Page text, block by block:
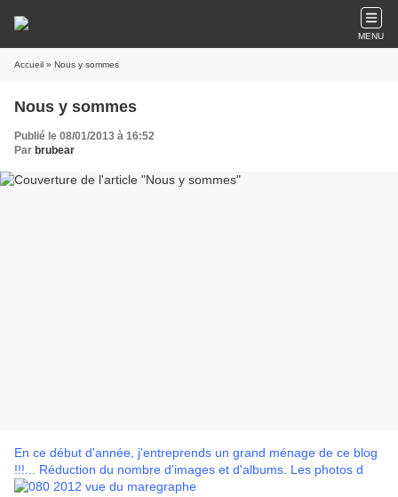
MENU
Accueil » Nous y sommes
Nous y sommes
Publié le 08/01/2013 à 16:52
Par brubear
En ce début d'année, j'entreprends un grand ménage de ce blog
!!!... Réduction du nombre d'images et d'albums. Les photos d